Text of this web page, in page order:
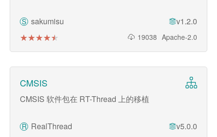
S sakumisu v1.2.0
★★★★★
★★★★★ 19038 Apache-2.0
CMSIS
CMSIS 软件包在 RT-Thread 上的移植
R RealThread v5.0.0